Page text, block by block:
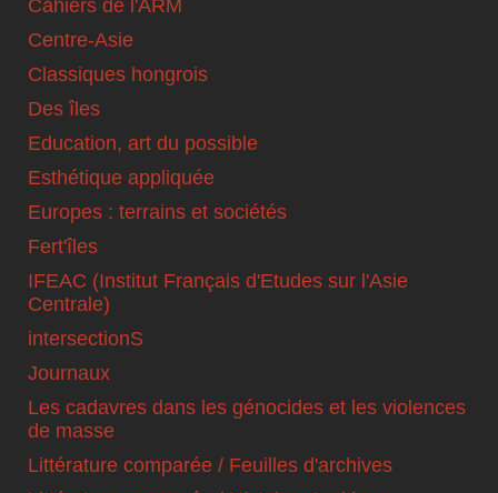
Cahiers de l'ARM
Centre-Asie
Classiques hongrois
Des îles
Education, art du possible
Esthétique appliquée
Europes : terrains et sociétés
Fert'îles
IFEAC (Institut Français d'Etudes sur l'Asie
Centrale)
intersectionS
Journaux
Les cadavres dans les génocides et les violences
de masse
Littérature comparée / Feuilles d'archives